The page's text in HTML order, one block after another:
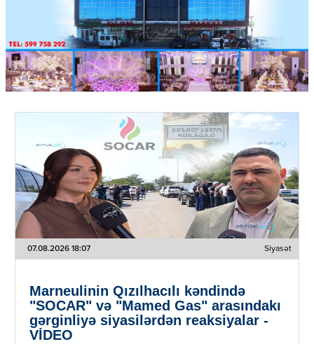
07.08.2026 18:07 Siyasət
Marneulinin Qızılhacılı kəndində
"SOCAR" və "Mamed Gas" arasındakı
gərginliyə siyasilərdən reaksiyalar -
VİDEO